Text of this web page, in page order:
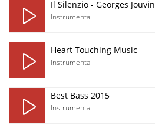
Il Silenzio - Georges Jouvin
Instrumental
Heart Touching Music
Instrumental
Best Bass 2015
Instrumental